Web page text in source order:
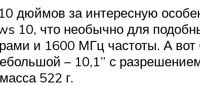
дюймов за интересную
10, что необычно для
и 1600 МГц частоты. А
– 10,1” с
522 г.